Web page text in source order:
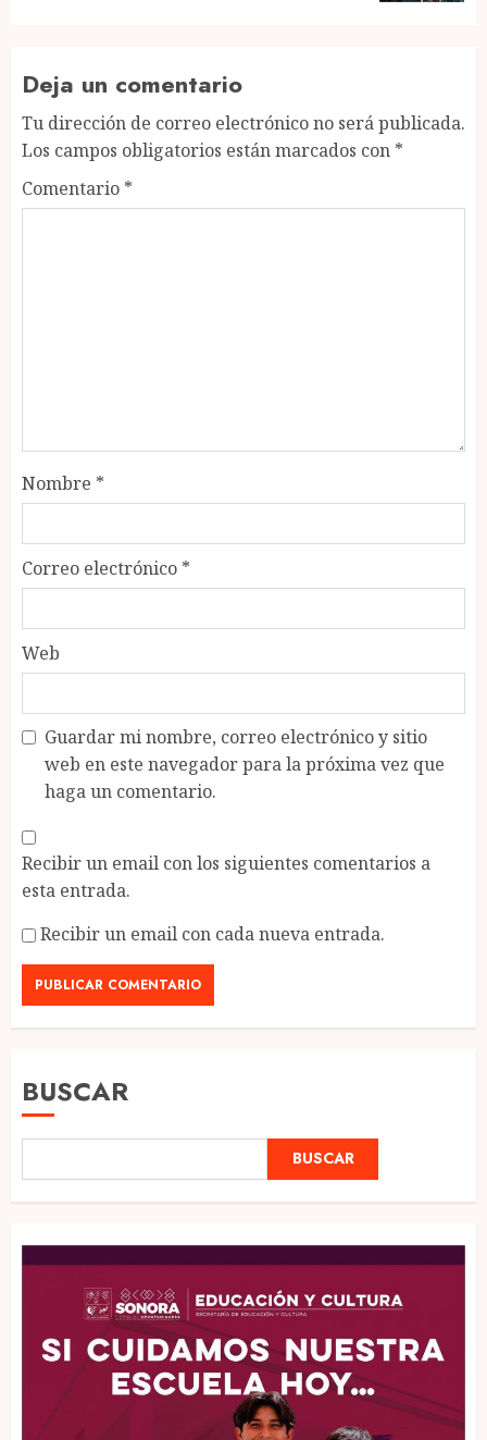
Deja un comentario
Tu dirección de correo electrónico no será publicada.
Los campos obligatorios están marcados con *
Comentario *
Nombre *
Correo electrónico *
Web
Guardar mi nombre, correo electrónico y sitio
web en este navegador para la próxima vez que
haga un comentario.
Recibir un email con los siguientes comentarios a
esta entrada.
Recibir un email con cada nueva entrada.
BUSCAR
BUSCAR